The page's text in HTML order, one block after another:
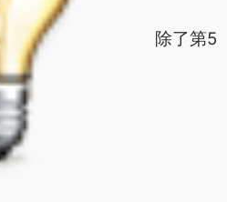
除了第5